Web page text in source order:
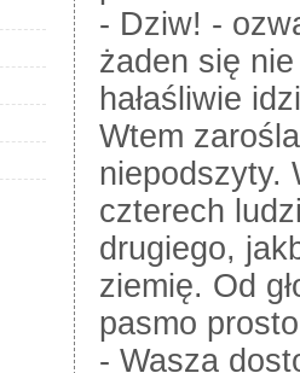
- Dziw! -
żaden się
hałaśliwie
Wtem
niepodszyty.
czterech
drugiego,
ziemię. Od
pasmo
- Wasza